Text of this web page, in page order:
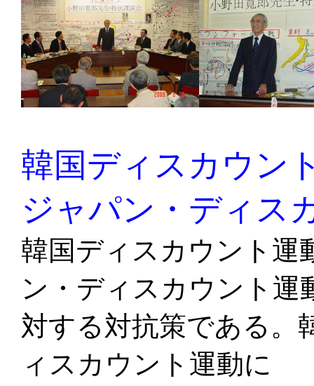
韓国ディスカウン
ジャパン・ディス
韓国ディスカウント運
ン・ディスカウント運
対する対抗策である。
ィスカウント運動に